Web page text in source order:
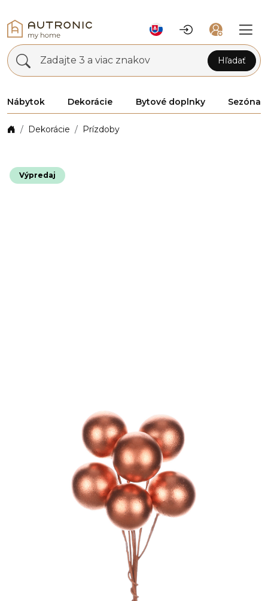
Zadajte 3 a viac znakov Hľadať
Nábytok Dekorácie Bytové doplnky Sezóna
Dekorácie Prízdoby
Výpredaj